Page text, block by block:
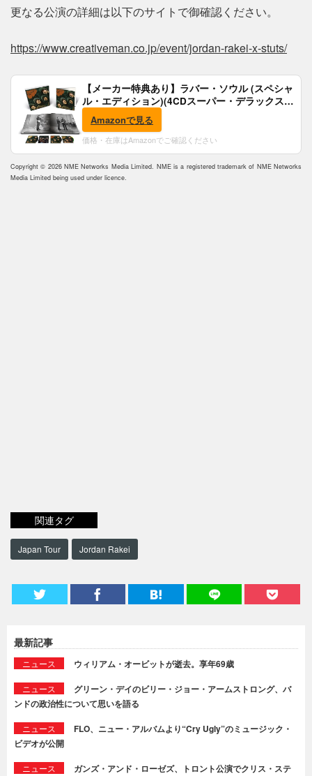
更なる公演の詳細は以下のサイトで御確認ください。
https://www.creativeman.co.jp/event/jordan-rakei-x-stuts/
【メーカー特典あり】ラバー・ソウル (スペシャ
ル・エディション)(4CDスーパー・デラックス)
(完全生産限定盤)(SHM-CD)(特典:B2ポスター付)
Amazonで見る
価格・在庫はAmazonでご確認ください
Copyright © 2026 NME Networks Media Limited. NME is a registered trademark of NME Networks
Media Limited being used under licence.
関連タグ
Japan Tour Jordan Rakei
最新記事
ニュース ウィリアム・オービットが逝去。享年69歳
ニュース
グリーン・デイのビリー・ジョー・アームストロング、バ
ンドの政治性について思いを語る
ニュース
FLO、ニュー・アルバムより“Cry Ugly”のミュージック・
ビデオが公開
ニュース
ガンズ・アンド・ローゼズ、トロント公演でクリス・ステ